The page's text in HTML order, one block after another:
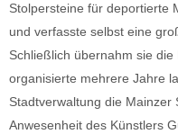
Stolpersteine für deportierte
und verfasste selbst eine
Schließlich übernahm sie die
organisierte mehrere Jahre
Stadtverwaltung die Mainzer
Anwesenheit des Künstlers